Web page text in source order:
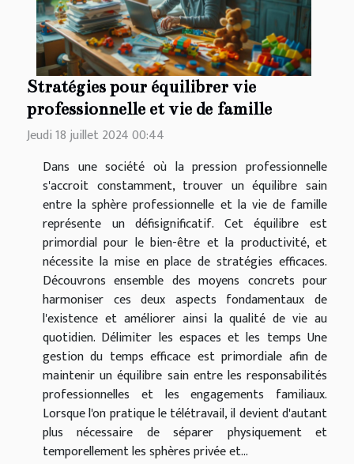
Stratégies pour équilibrer vie
professionnelle et vie de famille
Jeudi 18 juillet 2024 00:44
Dans une société où la pression professionnelle
s'accroit constamment, trouver un équilibre sain
entre la sphère professionnelle et la vie de famille
représente un défisignificatif. Cet équilibre est
primordial pour le bien-être et la productivité, et
nécessite la mise en place de stratégies efficaces.
Découvrons ensemble des moyens concrets pour
harmoniser ces deux aspects fondamentaux de
l'existence et améliorer ainsi la qualité de vie au
quotidien. Délimiter les espaces et les temps Une
gestion du temps efficace est primordiale afin de
maintenir un équilibre sain entre les responsabilités
professionnelles et les engagements familiaux.
Lorsque l'on pratique le télétravail, il devient d'autant
plus nécessaire de séparer physiquement et
temporellement les sphères privée et...